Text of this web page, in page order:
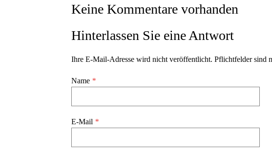
Keine Kommentare vorhanden
Hinterlassen Sie eine Antwort
Ihre E-Mail-Adresse wird nicht veröffentlicht. Pflichtfelder sind
Name *
E-Mail *